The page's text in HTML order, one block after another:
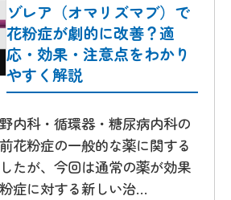
ゾレア（オマリズマブ）で
花粉症が劇的に改善？適
応・効果・注意点をわかり
やすく解説
内科・循環器・糖尿病内科の
花粉症の一般的な薬に関する
たが、今回は通常の薬が効果
症に対する新しい治…